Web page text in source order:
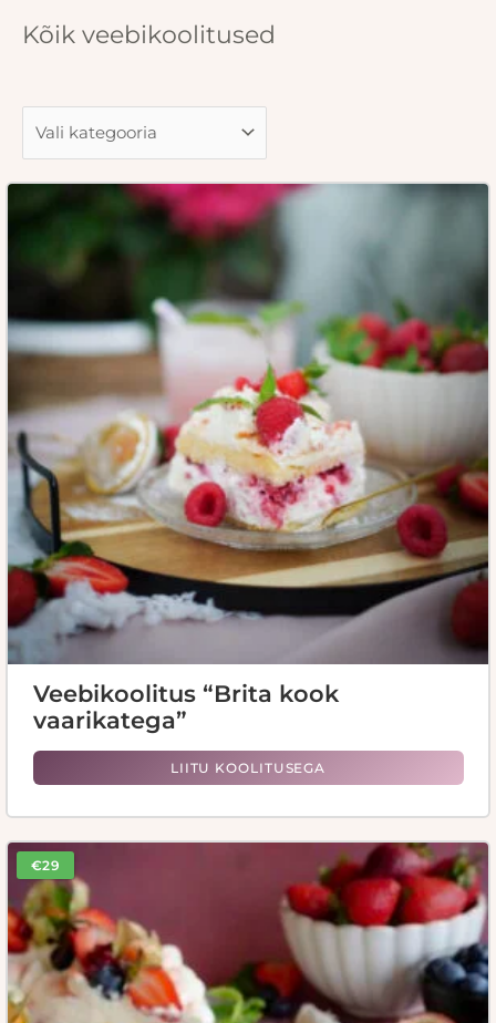
Kõik veebikoolitused
Veebikoolitus “Brita kook
vaarikatega”
LIITU KOOLITUSEGA
€29